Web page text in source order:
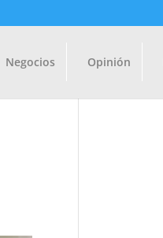
Negocios Opinión